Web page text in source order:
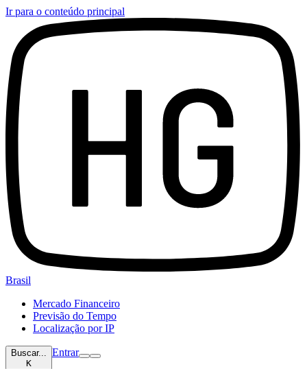
Ir para o conteúdo principal
Brasil
Mercado Financeiro
Previsão do Tempo
Localização por IP
Buscar...
K
Entrar